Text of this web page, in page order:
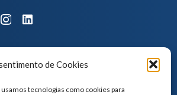
de Cookies
tecnologias como cookies para